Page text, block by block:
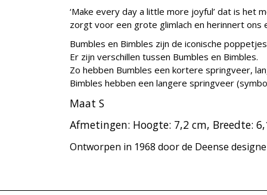
‘Make every day a little more joyful’ dat is het
zorgt voor een grote glimlach en herinnert ons
Bumbles en Bimbles zijn de iconische
Er zijn verschillen tussen Bumbles en Bimbles.
Zo hebben Bumbles een kortere springveer,
Bimbles hebben een langere springveer
Maat S
Afmetingen: Hoogte: 7,2 cm, Breedte:
Ontworpen in 1968 door de Deense